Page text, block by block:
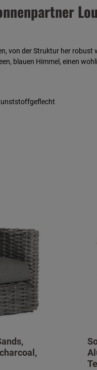
von der Struktur her
blauen Himmel, einen